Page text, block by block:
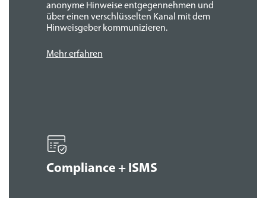
anonyme Hinweise entgegen­nehmen und
über einen verschlüsselten Kanal mit dem
Hinweis­geber kommunizieren.
Mehr erfahren
Compliance + ISMS